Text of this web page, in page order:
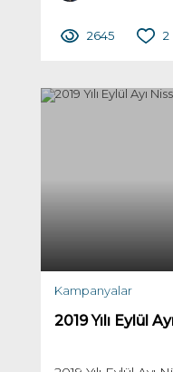
2645 2
Kampanyalar
2019 Yılı Eylül